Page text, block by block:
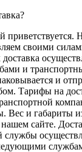
приветствуется.
своими
и
и
Тарифы на
Вес и габариты
сайте.